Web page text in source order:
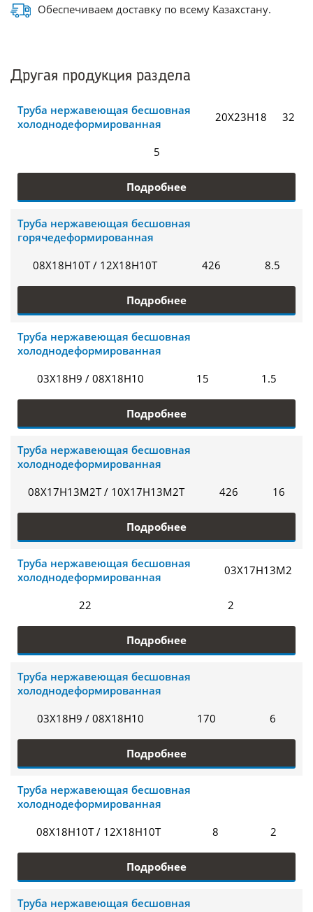
Обеспечиваем доставку по всему Казахстану.
Другая продукция раздела
Труба нержавеющая бесшовная
холоднодеформированная
20Х23Н18 32
5
Подробнее
Труба нержавеющая бесшовная
горячедеформированная
08Х18Н10Т / 12Х18Н10Т
426 8.5
Подробнее
Труба нержавеющая бесшовная
холоднодеформированная
03Х18Н9 / 08Х18Н10
15 1.5
Подробнее
Труба нержавеющая бесшовная
холоднодеформированная
08Х17Н13М2Т / 10Х17Н13М2Т
426 16
Подробнее
Труба нержавеющая бесшовная
холоднодеформированная
03Х17Н13М2
22 2
Подробнее
Труба нержавеющая бесшовная
холоднодеформированная
03Х18Н9 / 08Х18Н10
170 6
Подробнее
Труба нержавеющая бесшовная
холоднодеформированная
08Х18Н10Т / 12Х18Н10Т
8 2
Подробнее
Труба нержавеющая бесшовная